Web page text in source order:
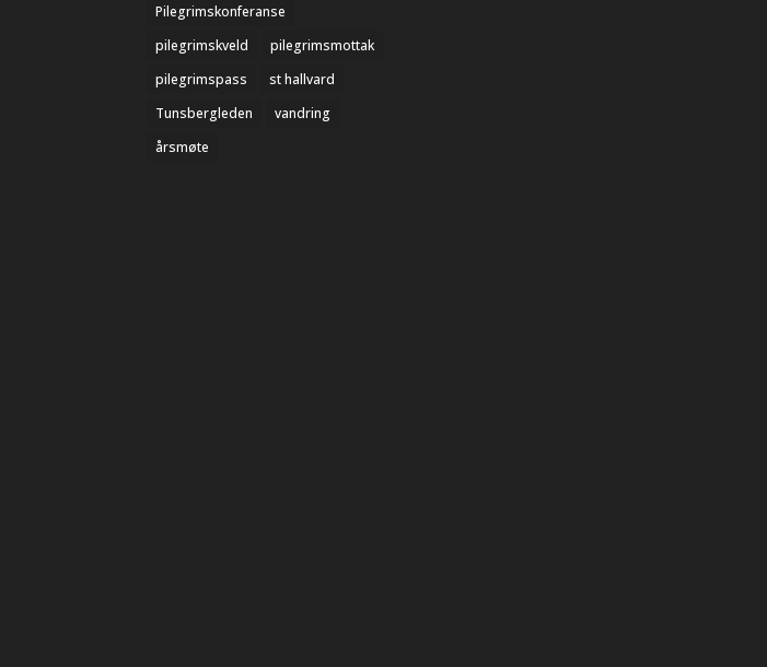
Pilegrimskonferanse
pilegrimskveld
pilegrimsmottak
pilegrimspass
st hallvard
Tunsbergleden
vandring
årsmøte